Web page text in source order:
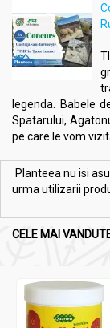
legenda. Babele
Spatarului,
pe care le vom
Planteea nu isi
urma utilizarii
CELE MAI